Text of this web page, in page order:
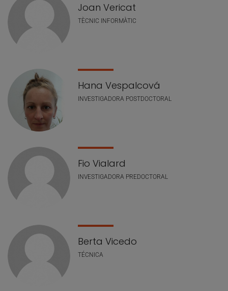
Joan Vericat
TÈCNIC INFORMÀTIC
Hana Vespalcová
INVESTIGADORA POSTDOCTORAL
Fio Vialard
INVESTIGADORA PREDOCTORAL
Berta Vicedo
TÉCNICA